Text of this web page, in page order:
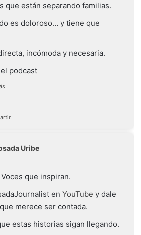
que están separando familias.
es doloroso… y tiene que
incómoda y necesaria.
podcast
Uribe
que inspiran.
en YouTube y dale
merece ser contada.
estas historias sigan llegando.